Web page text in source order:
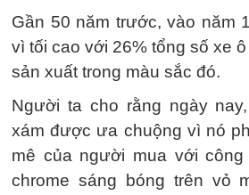
Gần 50 năm trước, vào năm
vì tối cao với 26% tổng số xe
sản xuất trong màu sắc đó.
Người ta cho rằng ngày
xám được ưa chuộng vì nó
mê của người mua với
chrome sáng bóng trên vỏ